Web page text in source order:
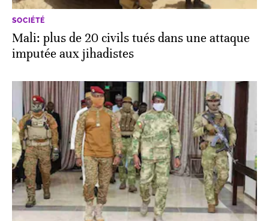
SOCIÉTÉ
Mali: plus de 20 civils tués dans une attaque
imputée aux jihadistes